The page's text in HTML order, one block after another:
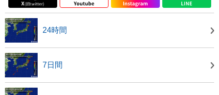
24時間
7日間